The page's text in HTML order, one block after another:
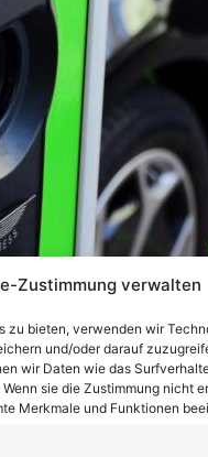
Zustimmung verwalten
zu bieten, verwenden wir
und/oder darauf
wir Daten wie das
sie die Zustimmung nicht
Merkmale und Funktionen
In diesem
direkt mit den